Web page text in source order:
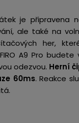
je připravena
ale také na
her,
A9 Pro
odezvou. Herní
60ms. Reakce